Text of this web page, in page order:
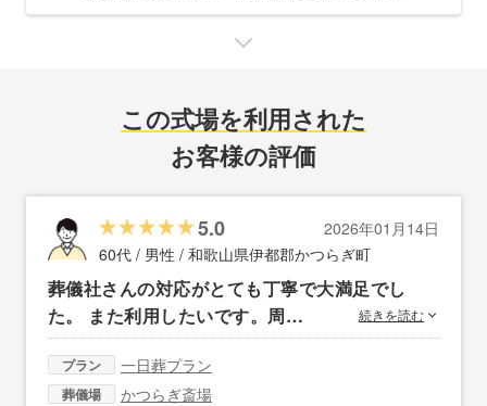
この式場を利用された
お客様の評価
5.0
2026年01月14日
60代 / 男性 / 和歌山県伊都郡かつらぎ町
葬儀社さんの対応がとても丁寧で大満足でし
た。 また利用したいです。周…
続きを読む
プラン 一日葬プラン
葬儀場 かつらぎ斎場